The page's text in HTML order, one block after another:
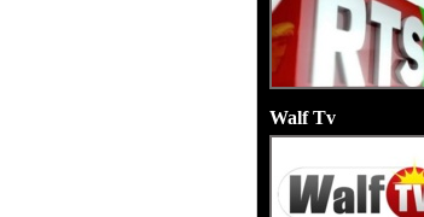
Walf Tv